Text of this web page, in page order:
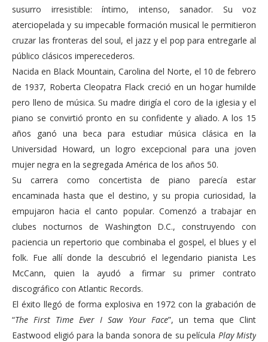
susurro irresistible: íntimo, intenso, sanador. Su voz
aterciopelada y su impecable formación musical le permitieron
cruzar las fronteras del soul, el jazz y el pop para entregarle al
público clásicos imperecederos.
Nacida en Black Mountain, Carolina del Norte, el 10 de febrero
de 1937, Roberta Cleopatra Flack creció en un hogar humilde
pero lleno de música. Su madre dirigía el coro de la iglesia y el
piano se convirtió pronto en su confidente y aliado. A los 15
años ganó una beca para estudiar música clásica en la
Universidad Howard, un logro excepcional para una joven
mujer negra en la segregada América de los años 50.
Su carrera como concertista de piano parecía estar
encaminada hasta que el destino, y su propia curiosidad, la
empujaron hacia el canto popular. Comenzó a trabajar en
clubes nocturnos de Washington D.C., construyendo con
paciencia un repertorio que combinaba el gospel, el blues y el
folk. Fue allí donde la descubrió el legendario pianista Les
McCann, quien la ayudó a firmar su primer contrato
discográfico con Atlantic Records.
El éxito llegó de forma explosiva en 1972 con la grabación de
“The First Time Ever I Saw Your Face”, un tema que Clint
Eastwood eligió para la banda sonora de su película Play Misty